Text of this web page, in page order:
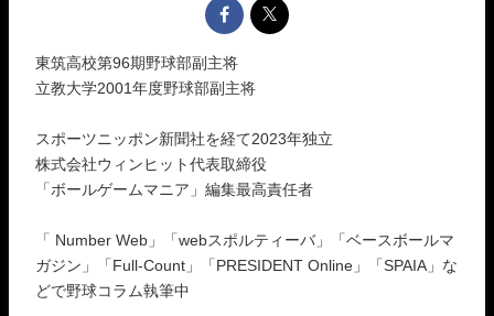
東筑高校第96期野球部副主将
立教大学2001年度野球部副主将
スポーツニッポン新聞社を経て2023年独立
株式会社ウィンヒット代表取締役
「ボールゲームマニア」編集最高責任者
「 Number Web」「webスポルティーバ」「ベースボールマ
ガジン」「Full-Count」「PRESIDENT Online」「SPAIA」な
どで野球コラム執筆中